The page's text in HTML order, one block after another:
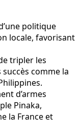
politique
locale, favorisant
tripler les
succès comme la
d’armes
Pinaka,
la France et